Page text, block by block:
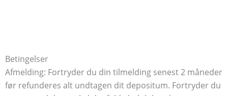
Betingelser
Afmelding: Fortryder du din tilmelding senest 2 måneder
før refunderes alt undtagen dit depositum. Fortryder du